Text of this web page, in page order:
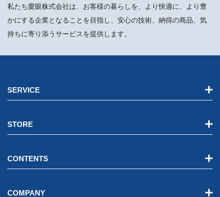
私たち愛眼株式会社は、お客様の暮らしを、より快適に、より豊
かにする企業となることを目指し、安心の技術、納得の商品、気
持ちに寄り添うサービスを提供します。
SERVICE
STORE
CONTENTS
COMPANY